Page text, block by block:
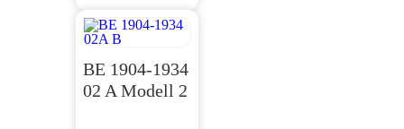
BE 1904-1934
02 A Modell 2